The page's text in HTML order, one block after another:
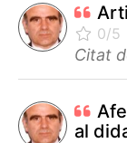
Citat
al